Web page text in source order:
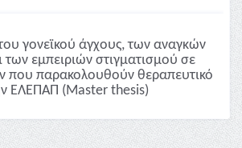
γονεϊκού άγχους, των αναγκών
εμπειριών στιγματισμού σε
που παρακολουθούν θεραπευτικό
ΕΛΕΠΑΠ (Master thesis)